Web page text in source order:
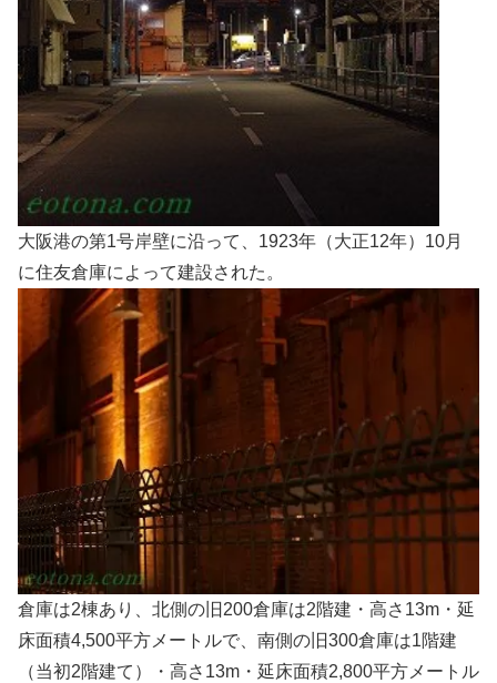
大阪港の第1号岸壁に沿って、1923年（大正12年）10月
に住友倉庫によって建設された。
倉庫は2棟あり、北側の旧200倉庫は2階建・高さ13m・延
床面積4,500平方メートルで、南側の旧300倉庫は1階建
（当初2階建て）・高さ13m・延床面積2,800平方メートル